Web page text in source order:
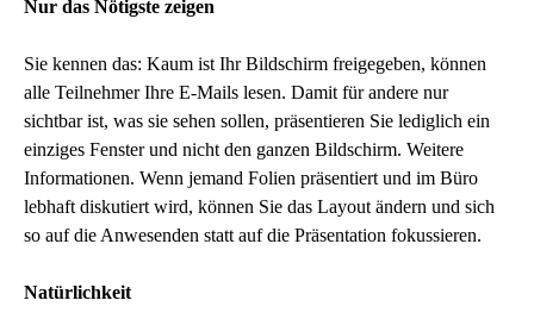
Nur das Nötigste zeigen
Sie kennen das: Kaum ist Ihr Bildschirm freigegeben, können
alle Teilnehmer Ihre E-Mails lesen. Damit für andere nur
sichtbar ist, was sie sehen sollen, präsentieren Sie lediglich ein
einziges Fenster und nicht den ganzen Bildschirm. Weitere
Informationen. Wenn jemand Folien präsentiert und im Büro
lebhaft diskutiert wird, können Sie das Layout ändern und sich
so auf die Anwesenden statt auf die Präsentation fokussieren.
Natürlichkeit